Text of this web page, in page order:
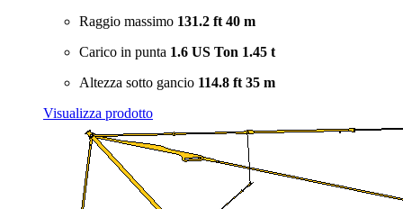
Raggio massimo 131.2 ft 40 m
Carico in punta 1.6 US Ton 1.45 t
Altezza sotto gancio 114.8 ft 35 m
Visualizza prodotto